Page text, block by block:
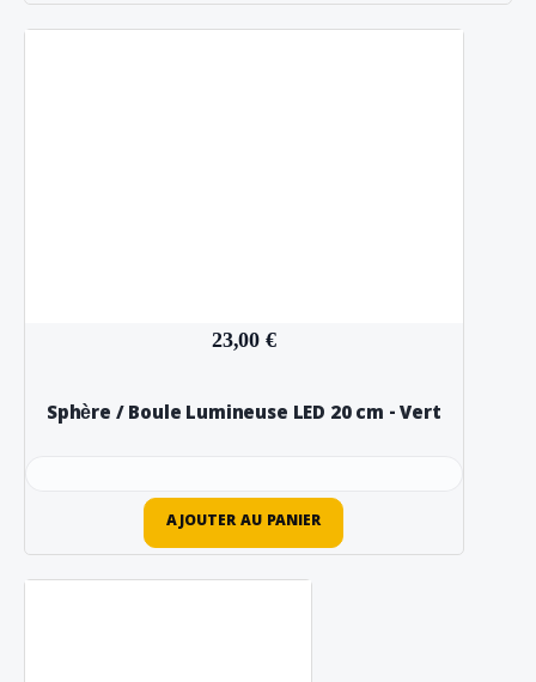
23,00 €
Sphère / Boule Lumineuse LED 20 cm - Vert
AJOUTER AU PANIER